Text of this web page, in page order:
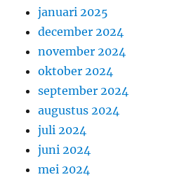
januari 2025
december 2024
november 2024
oktober 2024
september 2024
augustus 2024
juli 2024
juni 2024
mei 2024